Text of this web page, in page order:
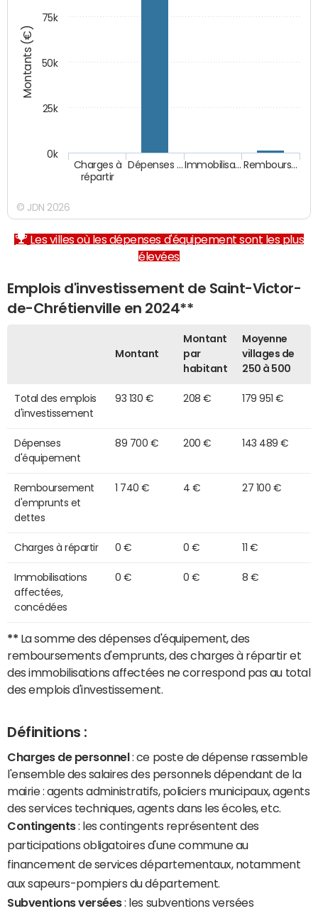
Montants (€)
Charges à
répartir
Dépenses … Immobilisa… Rembours…
0k
25k
50k
75k
© JDN 2026
Les villes où les dépenses d'équipement sont les plus
élevées
Emplois d'investissement de Saint-Victor-
de-Chrétienville en 2024**
Montant
Montant
par
habitant
Moyenne
villages de
250 à 500
Total des emplois
d'investissement
93 130 € 208 € 179 951 €
Dépenses
d'équipement
89 700 € 200 € 143 489 €
Remboursement
d'emprunts et
dettes
1 740 € 4 € 27 100 €
Charges à répartir 0 € 0 € 11 €
Immobilisations
affectées,
concédées
0 € 0 € 8 €
** La somme des dépenses d'équipement, des
remboursements d'emprunts, des charges à répartir et
des immobilisations affectées ne correspond pas au total
des emplois d'investissement.
Définitions :
Charges de personnel : ce poste de dépense rassemble
l'ensemble des salaires des personnels dépendant de la
mairie : agents administratifs, policiers municipaux, agents
des services techniques, agents dans les écoles, etc.
Contingents: les contingents représentent des
participations obligatoires d'une commune au
financement de services départementaux, notamment
aux sapeurs-pompiers du département.
Subventions versées: les subventions versées